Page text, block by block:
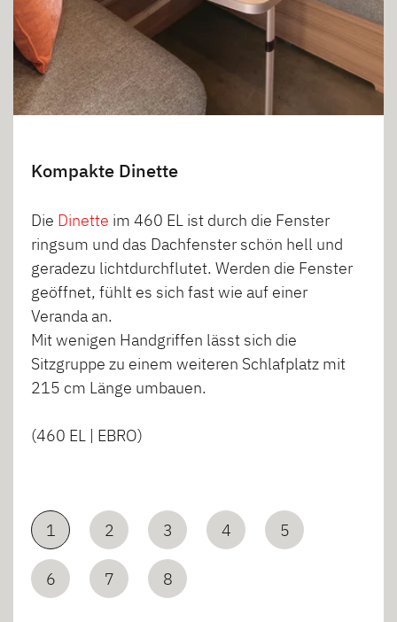
Kompakte Dinette
Die Dinette im 460 EL ist durch die Fenster
ringsum und das Dachfenster schön hell und
geradezu lichtdurchflutet. Werden die Fenster
geöffnet, fühlt es sich fast wie auf einer
Veranda an.
Mit wenigen Handgriffen lässt sich die
Sitzgruppe zu einem weiteren Schlafplatz mit
215 cm Länge umbauen.
(460 EL | EBRO)
1 2 3 4 5
6 7 8